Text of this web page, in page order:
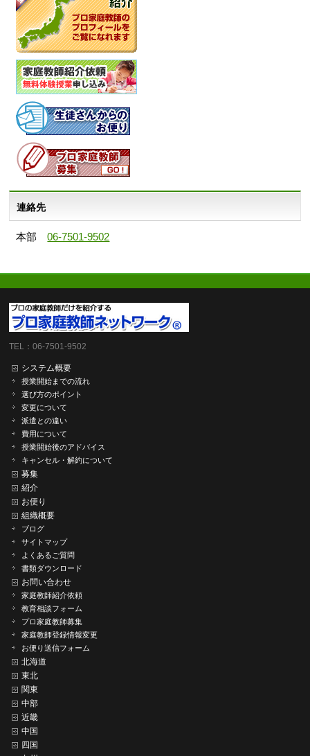
連絡先
本部06-7501-9502
TEL：06-7501-9502
システム概要
授業開始までの流れ
選び方のポイント
変更について
派遣との違い
費用について
授業開始後のアドバイス
キャンセル・解約について
募集
紹介
お便り
組織概要
ブログ
サイトマップ
よくあるご質問
書類ダウンロード
お問い合わせ
家庭教師紹介依頼
教育相談フォーム
プロ家庭教師募集
家庭教師登録情報変更
お便り送信フォーム
北海道
東北
関東
中部
近畿
中国
四国